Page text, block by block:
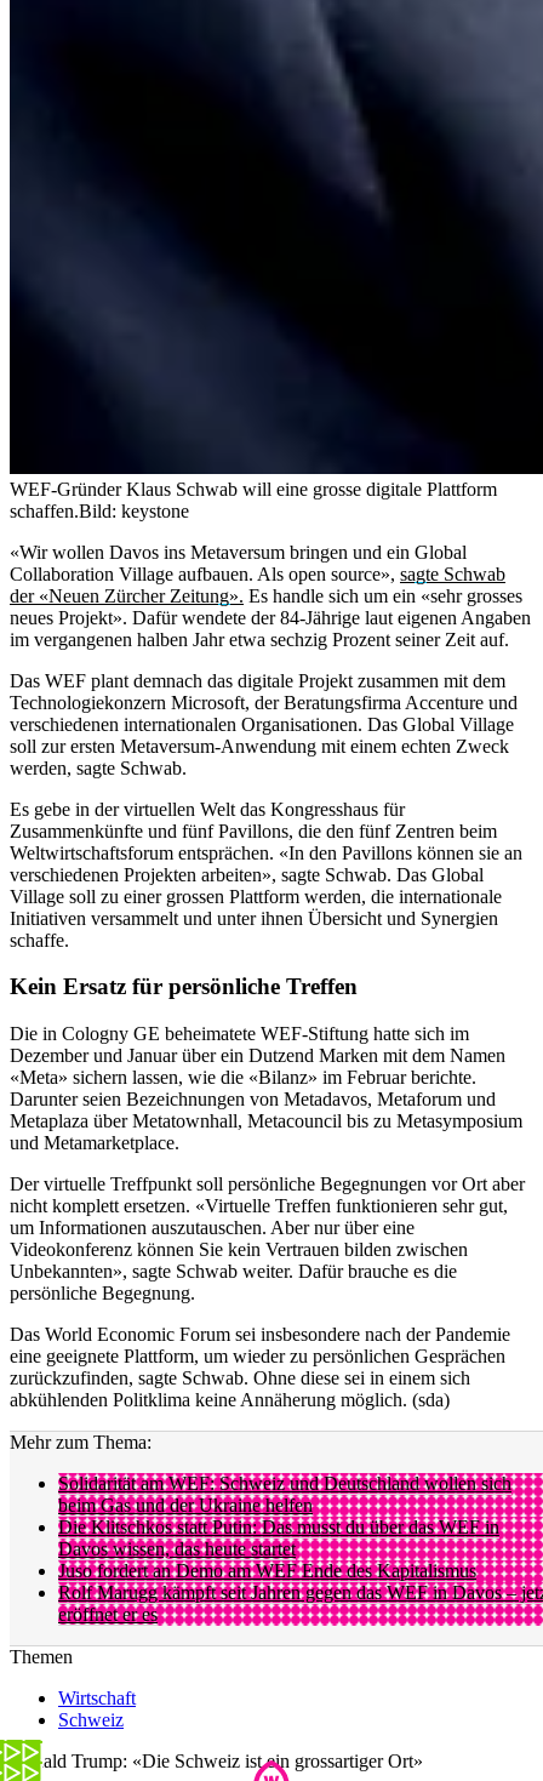
WEF-Gründer Klaus Schwab will eine grosse digitale Plattform
schaffen.Bild: keystone
«Wir wollen Davos ins Metaversum bringen und ein Global
Collaboration Village aufbauen. Als open source», sagte Schwab
der «Neuen Zürcher Zeitung». Es handle sich um ein «sehr grosses
neues Projekt». Dafür wendete der 84-Jährige laut eigenen Angaben
im vergangenen halben Jahr etwa sechzig Prozent seiner Zeit auf.
Das WEF plant demnach das digitale Projekt zusammen mit dem
Technologiekonzern Microsoft, der Beratungsfirma Accenture und
verschiedenen internationalen Organisationen. Das Global Village
soll zur ersten Metaversum-Anwendung mit einem echten Zweck
werden, sagte Schwab.
Es gebe in der virtuellen Welt das Kongresshaus für
Zusammenkünfte und fünf Pavillons, die den fünf Zentren beim
Weltwirtschaftsforum entsprächen. «In den Pavillons können sie an
verschiedenen Projekten arbeiten», sagte Schwab. Das Global
Village soll zu einer grossen Plattform werden, die internationale
Initiativen versammelt und unter ihnen Übersicht und Synergien
schaffe.
Kein Ersatz für persönliche Treffen
Die in Cologny GE beheimatete WEF-Stiftung hatte sich im
Dezember und Januar über ein Dutzend Marken mit dem Namen
«Meta» sichern lassen, wie die «Bilanz» im Februar berichte.
Darunter seien Bezeichnungen von Metadavos, Metaforum und
Metaplaza über Metatownhall, Metacouncil bis zu Metasymposium
und Metamarketplace.
Der virtuelle Treffpunkt soll persönliche Begegnungen vor Ort aber
nicht komplett ersetzen. «Virtuelle Treffen funktionieren sehr gut,
um Informationen auszutauschen. Aber nur über eine
Videokonferenz können Sie kein Vertrauen bilden zwischen
Unbekannten», sagte Schwab weiter. Dafür brauche es die
persönliche Begegnung.
Das World Economic Forum sei insbesondere nach der Pandemie
eine geeignete Plattform, um wieder zu persönlichen Gesprächen
zurückzufinden, sagte Schwab. Ohne diese sei in einem sich
abkühlenden Politklima keine Annäherung möglich. (sda)
Mehr zum Thema:
Solidarität am WEF: Schweiz und Deutschland wollen sich
beim Gas und der Ukraine helfen
Die Klitschkos statt Putin: Das musst du über das WEF in
Davos wissen, das heute startet
Juso fordert an Demo am WEF Ende des Kapitalismus
Rolf Marugg kämpft seit Jahren gegen das WEF in Davos –
eröffnet er es
Themen
Wirtschaft
Schweiz
Donald Trump: «Die Schweiz ist ein grossartiger Ort»